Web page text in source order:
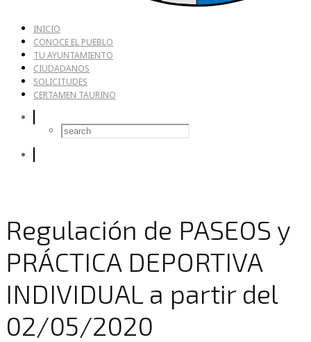
INICIO
CONOCE EL PUEBLO
TU AYUNTAMIENTO
CIUDADANOS
SOLICITUDES
CERTAMEN TAURINO
Regulación de PASEOS y
PRÁCTICA DEPORTIVA
INDIVIDUAL a partir del
02/05/2020